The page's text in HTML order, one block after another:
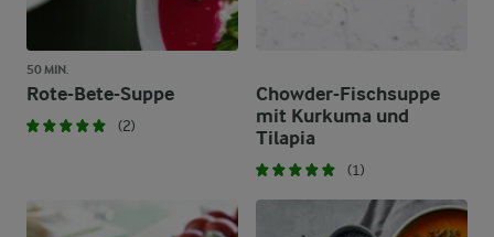
50 MIN.
Rote-Bete-Suppe
(2)
Chowder-Fischsuppe
mit Kurkuma und
Tilapia
(1)